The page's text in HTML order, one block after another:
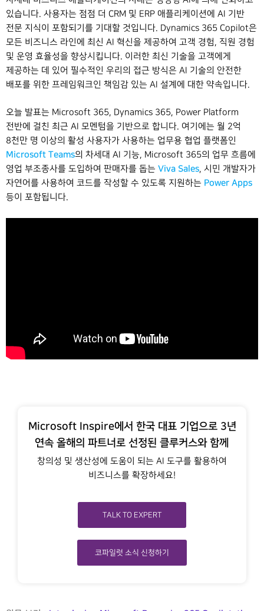
있습니다. 사용자는 점점 더 CRM 및 ERP 애플리케이션에 AI 기반
전문 지식이 포함되기를 기대할 것입니다. Dynamics 365 Copilot은
모든 비즈니스 라인에 최신 AI 혁신을 제공하여 고객 경험, 직원 경험
및 운영 효율성을 향상시킵니다. 이러한 최신 기술을 고객에게
제공하는 데 있어 필수적인 우리의 접근 방식은 AI 기술의 안전한
배포를 위한 프레임워크인 책임감 있는 AI 설계에 대한 약속입니다.
오늘 발표는 Microsoft 365, Dynamics 365, Power Platform
전반에 걸친 최근 AI 모멘텀을 기반으로 합니다. 여기에는 월 2억
8천만 명 이상의 활성 사용자가 사용하는 업무용 협업 플랫폼인
Microsoft Teams의 차세대 AI 기능, Microsoft 365의 업무 흐름에
영업 부조종사를 도입하여 판매자를 돕는 Viva Sales, 시민 개발자가
자연어를 사용하여 코드를 작성할 수 있도록 지원하는 Power Apps
등이 포함됩니다.
Microsoft Inspire에서 한국 대표 기업으로 3년
연속 올해의 파트너로 선정된 클루커스와 함께
창의성 및 생산성에 도움이 되는 AI 도구를 활용하여
비즈니스를 확장하세요!
TALK TO EXPERT
코파일럿 소식 신청하기